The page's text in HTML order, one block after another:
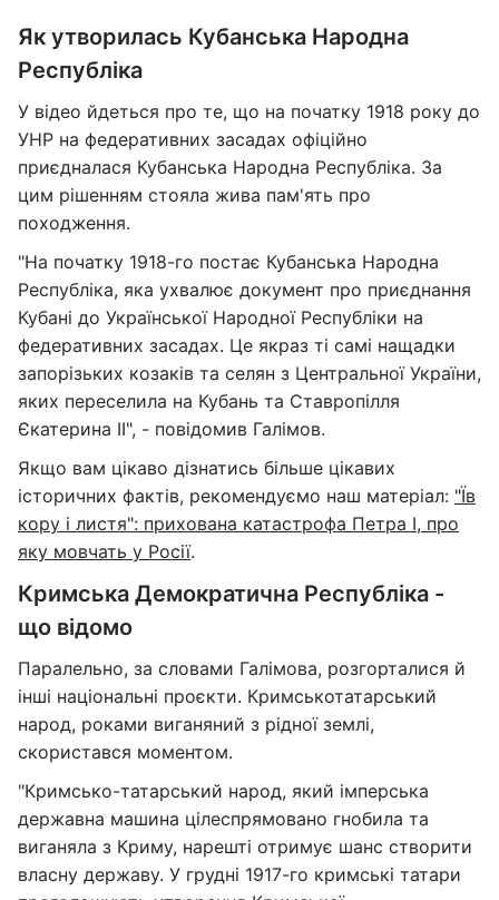
Як утворилась Кубанська Народна
Республіка
У відео йдеться про те, що на початку 1918 року до
УНР на федеративних засадах офіційно
приєдналася Кубанська Народна Республіка. За
цим рішенням стояла жива пам'ять про
походження.
"На початку 1918-го постає Кубанська Народна
Республіка, яка ухвалює документ про приєднання
Кубані до Української Народної Республіки на
федеративних засадах. Це якраз ті самі нащадки
запорізьких козаків та селян з Центральної України,
яких переселила на Кубань та Ставропілля
Єкатерина ІІ", - повідомив Галімов.
Якщо вам цікаво дізнатись більше цікавих
історичних фактів, рекомендуємо наш матеріал: "Їв
кору і листя": прихована катастрофа Петра І, про
яку мовчать у Росії.
Кримська Демократична Республіка -
що відомо
Паралельно, за словами Галімова, розгорталися й
інші національні проєкти. Кримськотатарський
народ, роками виганяний з рідної землі,
скористався моментом.
"Кримсько-татарський народ, який імперська
державна машина цілеспрямовано гнобила та
виганяла з Криму, нарешті отримує шанс створити
власну державу. У грудні 1917-го кримські татари